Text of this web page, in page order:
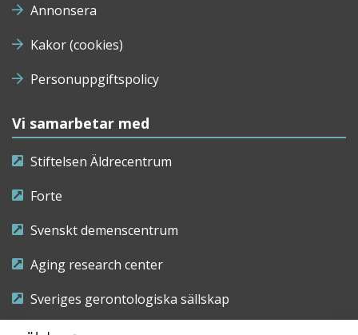
Annonsera
Kakor (cookies)
Personuppgiftspolicy
Vi samarbetar med
Stiftelsen Äldrecentrum
Forte
Svenskt demenscentrum
Aging research center
Sveriges gerontologiska sällskap